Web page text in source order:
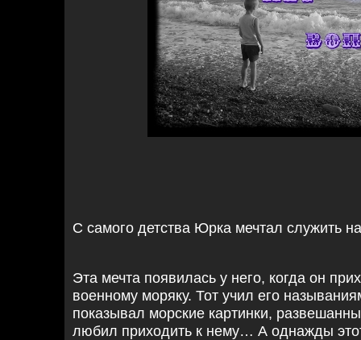
С самого детства Юрка мечтал служить
Эта мечта появилась у него, когда он
военному моряку. Тот учил его
показывал морские картинки,
любил приходить к нему… А однажды